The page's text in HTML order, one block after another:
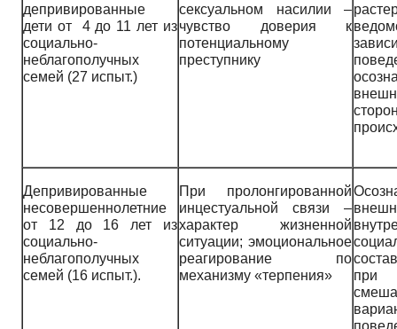
депривированные
дети от 4 до 11 лет из
социально-
неблагополучных
семей (27 испыт.)
сексуальном насилии –
чувство доверия к
потенциальному
преступнику
Депривированные
несовершеннолетние
от 12 до 16 лет из
социально-
неблагополучных
семей (16 испыт.).
При пролонгированной
инцестуальной связи –
характер жизненной
ситуации; эмоциональное
реагирование по
механизму «терпения»
при